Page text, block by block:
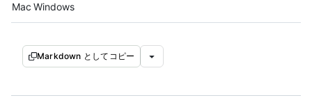
Mac Windows
Markdown としてコピー